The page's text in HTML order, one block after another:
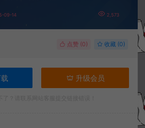
09-14 2,573
点赞 (0) 收藏 (0)
升级会员